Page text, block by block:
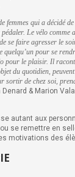
femmes qui a décidé
Le vélo comme
se faire agresser le
quelqu’un pour se
pour le plaisir. Il
du quotidien,
sortir de chez soi,
Denard & Marion
autant aux
se remettre en
motivations des